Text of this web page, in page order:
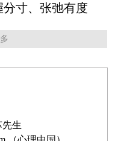
寸、张弛有度
生